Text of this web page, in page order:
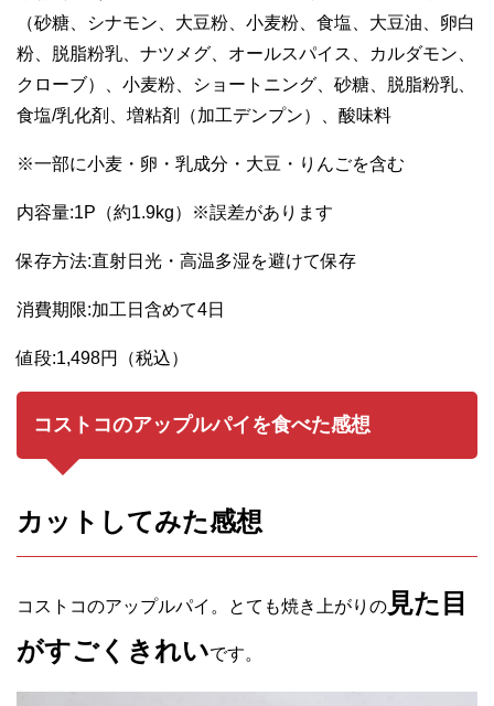
（砂糖、シナモン、大豆粉、小麦粉、食塩、大豆油、卵白
粉、脱脂粉乳、ナツメグ、オールスパイス、カルダモン、
クローブ）、小麦粉、ショートニング、砂糖、脱脂粉乳、
食塩/乳化剤、増粘剤（加工デンプン）、酸味料
※一部に小麦・卵・乳成分・大豆・りんごを含む
内容量:1P（約1.9kg）※誤差があります
保存方法:直射日光・高温多湿を避けて保存
消費期限:加工日含めて4日
値段:1,498円（税込）
コストコのアップルパイを食べた感想
カットしてみた感想
コストコのアップルパイ。とても焼き上がりの 見た目
がすごくきれいです。